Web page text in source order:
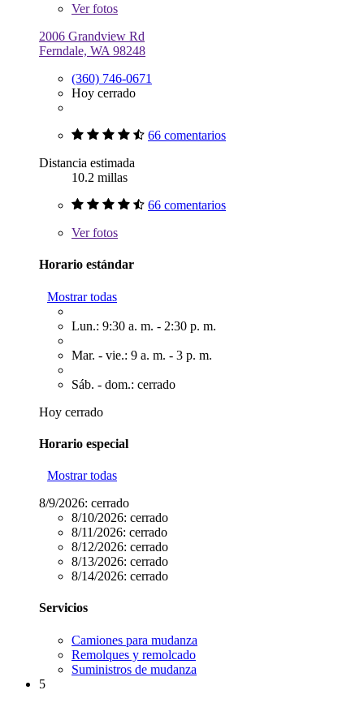
Verfotos
2006 Grandview Rd
Ferndale, WA 98248
(360) 746-0671
Hoy cerrado
66 comentarios
Distancia estimada
10.2 millas
66 comentarios
Verfotos
Horario estándar
Mostrar todas
Lun.: 9:30 a. m. - 2:30 p. m.
Mar. - vie.: 9 a. m. - 3 p. m.
Sáb. - dom.: cerrado
Hoy cerrado
Horario especial
Mostrar todas
8/9/2026: cerrado
8/10/2026: cerrado
8/11/2026: cerrado
8/12/2026: cerrado
8/13/2026: cerrado
8/14/2026: cerrado
Servicios
Camiones para mudanza
Remolques y remolcado
Suministros de mudanza
5